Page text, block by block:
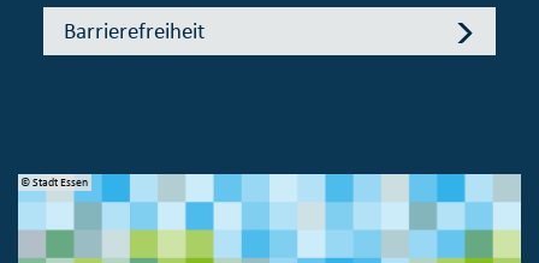
Barrierefreiheit
© Stadt Essen